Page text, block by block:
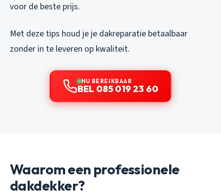
voor de beste prijs.
Met deze tips houd je je dakreparatie betaalbaar
zonder in te leveren op kwaliteit.
NU BEREIKBAAR
BEL 085 019 23 60
Waarom een professionele
dakdekker?